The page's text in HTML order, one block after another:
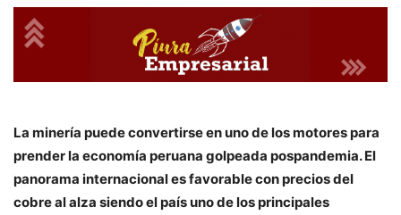
La minería puede convertirse en uno de los motores para
prender la economía peruana golpeada pospandemia. El
panorama internacional es favorable con precios del
cobre al alza siendo el país uno de los principales